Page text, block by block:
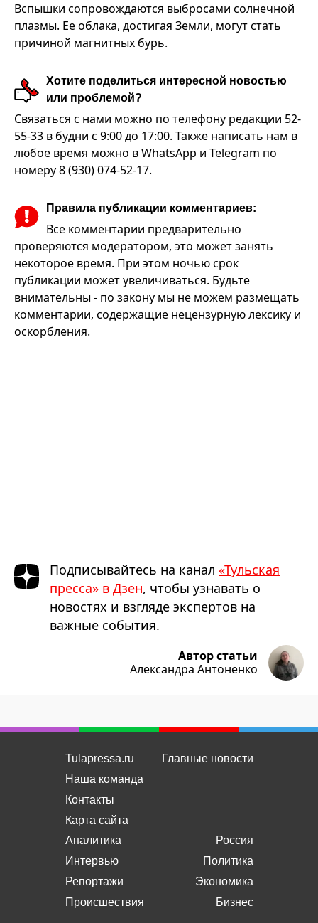
Вспышки сопровождаются выбросами солнечной
плазмы. Ее облака, достигая Земли, могут стать
причиной магнитных бурь.
Хотите поделиться интересной новостью
или проблемой?
Связаться с нами можно по телефону редакции 52-
55-33 в будни с 9:00 до 17:00. Также написать нам в
любое время можно в WhatsApp и Telegram по
номеру 8 (930) 074-52-17.
Правила публикации комментариев:
Все комментарии предварительно
проверяются модератором, это может занять
некоторое время. При этом ночью срок
публикации может увеличиваться. Будьте
внимательны - по закону мы не можем размещать
комментарии, содержащие нецензурную лексику и
оскорбления.
Подписывайтесь на канал «Тульская
пресса» в Дзен, чтобы узнавать о
новостях и взгляде экспертов на
важные события.
Автор статьи
Александра Антоненко
Tulapressa.ru
Наша команда
Контакты
Карта сайта
Главные новости
Аналитика
Интервью
Репортажи
Происшествия
Россия
Политика
Экономика
Бизнес